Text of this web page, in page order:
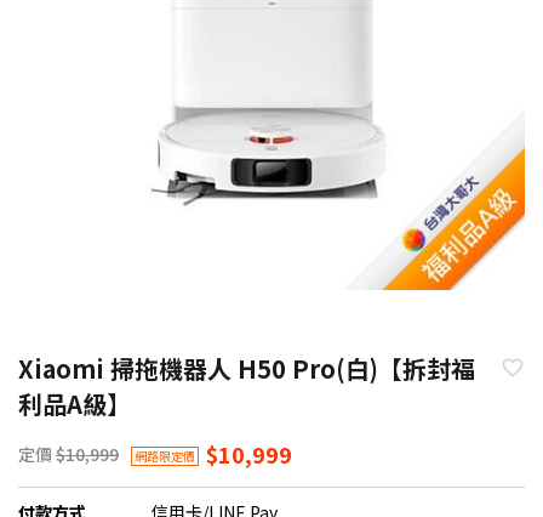
Xiaomi 掃拖機器人 H50 Pro(白)【拆封福
利品A級】
定價 $10,999 網路限定價 $10,999
付款方式
信用卡/LINE Pay